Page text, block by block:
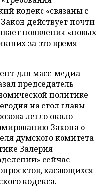
кодекс «связаны с
действует почти
появления «новых
за это время
для масс-медиа
председатель
политике
на стол главы
легло около
Закона о
думского комитета
Валерия
сейчас
касающихся
кодекса.